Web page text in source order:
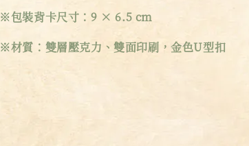
※包裝背卡尺寸：9 × 6.5 cm
※材質：雙層壓克力、雙面印刷，金色U型扣